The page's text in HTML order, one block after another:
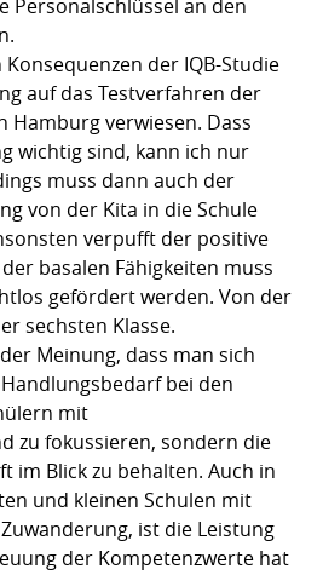
Personalschlüssel an den
Konsequenzen der IQB-Studie
auf das Testverfahren der
Hamburg verwiesen. Dass
wichtig sind, kann ich nur
muss dann auch der
von der Kita in die Schule
verpufft der positive
basalen Fähigkeiten muss
gefördert werden. Von der
sechsten Klasse.
Meinung, dass man sich
bei den
mit
zu fokussieren, sondern die
im Blick zu behalten. Auch in
und kleinen Schulen mit
ist die Leistung
der Kompetenzwerte hat